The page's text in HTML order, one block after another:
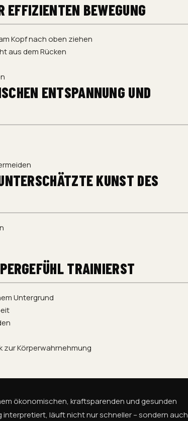
EFFIZIENTEN BEWEGUNG
Kopf nach oben ziehen
aus dem Rücken
ENTSPANNUNG UND
KUNST DES
TRAINIERST
Untergrund
zur Körperwahrnehmung
ökonomischen, kraftsparenden und gesunden
interpretiert, läuft nicht nur schneller – sondern auch